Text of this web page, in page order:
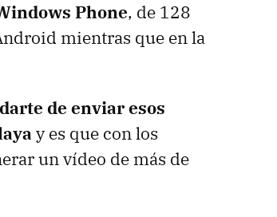
Phone, de 128
mientras que en la
de enviar esos
y es que con los
un vídeo de más de